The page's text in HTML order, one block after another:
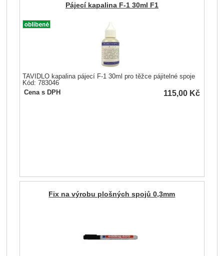
Pájecí kapalina F-1 30ml F1
TAVIDLO kapalina pájecí F-1 30ml pro těžce pájitelné spoje
Kód: 783046
Cena s DPH
115,00 Kč
Fix na výrobu plošných spojů 0,3mm